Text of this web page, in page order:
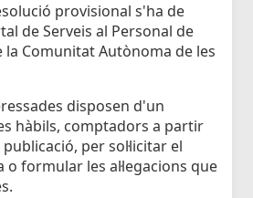
provisional s'ha de
de Serveis al Personal de
Comunitat Autònoma de les
disposen d'un
hàbils, comptadors a partir
per sol·licitar el
formular les al·legacions que